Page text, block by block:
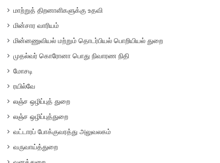
மாற்றுத் திறனாளிகளுக்கு உதவி
மின்சார வாரியம்
மின்னணுவியல் மற்றும் தொடர்பியல் பொறியியல் துறை
முதல்வர் கொரோனா பொது நிவாரண நிதி
மோசடி
ரயில்வே
லஞ்ச ஒழிப்புத் துறை
லஞ்ச ஒழிப்புத்துறை
வட்டாரப் போக்குவரத்து அலுவலகம்
வருவாய்த்துறை